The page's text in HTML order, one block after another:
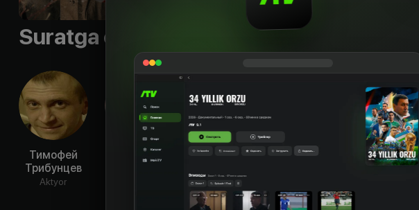
Suratga olish guruhi
Тимофей
Трибунцев
Aktyor
Антон
Рузиль
Aktyor
Михаил
Варвара
Володина